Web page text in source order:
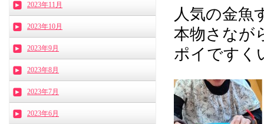
人気の金魚
本物さなが
ポイですく
2023年11月
2023年10月
2023年9月
2023年8月
2023年7月
2023年6月